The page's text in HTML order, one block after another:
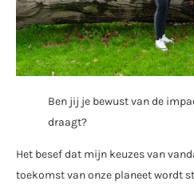
Ben jij je bewust van de
draagt?
Het besef dat mijn keuzes van
toekomst van onze planeet wordt